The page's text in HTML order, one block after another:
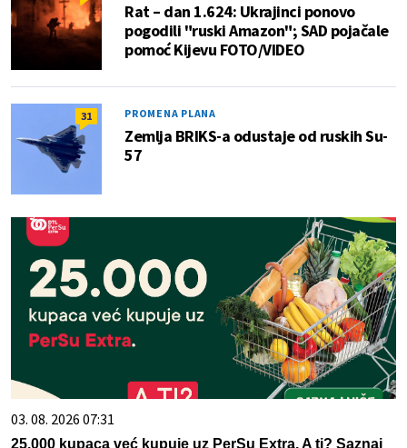
Rat – dan 1.624: Ukrajinci ponovo
pogodili "ruski Amazon"; SAD pojačale
pomoć Kijevu FOTO/VIDEO
31 PROMENA PLANA
Zemlja BRIKS-a odustaje od ruskih Su-
57
03. 08. 2026 07:31
25.000 kupaca već kupuje uz PerSu Extra. A ti? Saznaj